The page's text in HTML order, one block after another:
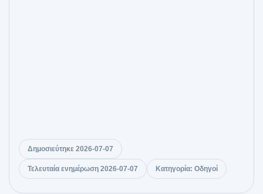
Δημοσιεύτηκε 2026-07-07
Τελευταία ενημέρωση 2026-07-07 Κατηγορία: Οδηγοί